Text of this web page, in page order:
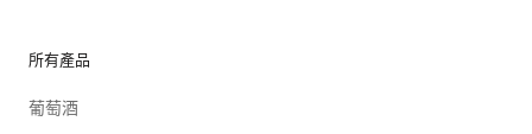
所有產品
葡萄酒